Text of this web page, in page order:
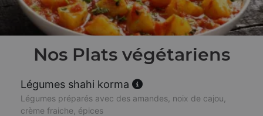
Nos Plats végétariens
Légumes shahi korma
Légumes préparés avec des amandes, noix de cajou,
crème fraiche, épices